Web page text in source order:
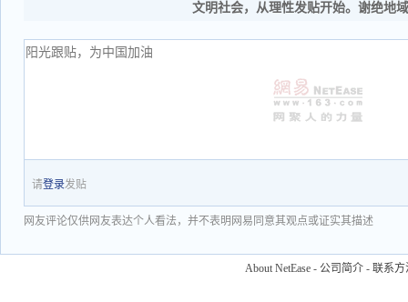
文明社会，从理性发贴开始。谢绝地
请登录发贴
网友评论仅供网友表达个人看法，并不表明网易同意其观点或证实其描述
About NetEase - 公司简介 - 联系方